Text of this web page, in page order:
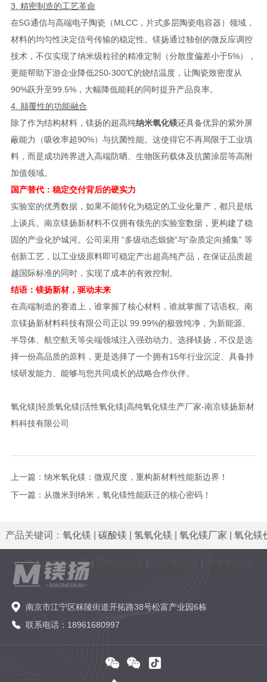
3. 精密制造的工艺革命
在5G通信与高端电子陶瓷（MLCC，片式多层陶瓷电容器）领域，
材料的均匀性决定信号传输的稳定性。镁扬通过独创的微反应调控
技术，不仅实现了纳米级粒径的精准定制（分散度偏差小于5%），
更能帮助下游企业降低250-300℃的烧结温度，让陶瓷致密度从
90%跃升至99.5%，大幅降低能耗的同时提升产品良率。
4. 颠覆性的功能融合
除了作为结构材料，镁扬的超高纯纳米氧化镁还具备优异的紫外屏
蔽能力（吸收率超90%）与抗菌性能。这使得它不再局限于工业填
料，而是成功跨界进入高端防晒、生物医药载体及抗菌涂层等高附
加值领域。
国产替代：稳定交付背后的硬实力
实验室的优秀数据，如果不能转化为稳定的工业化量产，都只是纸
上谈兵。南京镁扬新材料不仅拥有领先的实验室数据，更构建了稳
固的产业化护城河。公司采用 “多级动态煅烧”与“杂质定向捕集” 等
创新工艺，以工业级原料即可稳定产出超高纯产品，在保证品质超
越国际标准的同时，实现了成本的有效控制。
结语：镁扬新材，驱动未来
在高端制造的赛道上，谁掌握了核心材料，谁就掌握了话语权。南
京镁扬新材料科技有限公司正以 99.99%的极致纯净，为新能源、
半导体、航空航天等尖端领域注入强劲动力。选择镁扬，不仅是选
择一份高品质的原料，更是选择了一个拥有15年行业沉淀、具备持
续研发能力、能够与您共同成长的战略合作伙伴。
氧化镁|轻质氧化镁|活性氧化镁|高纯氧化镁生产厂家-南京镁扬新材
料科技有限公司
上一篇： 纳米氧化镁：微观尺度，重构新材料性能新边界！
下一篇： 从微米到纳米，氧化镁性能跃迁的核心密码！
产品关键词： 氧化镁 碳酸镁 氢氧化镁 氧化镁厂家 氧化镁
格| 活性氧化镁|
南京市江宁区秣陵街道开拓路38号松富产业园6栋
联系电话：18961680997